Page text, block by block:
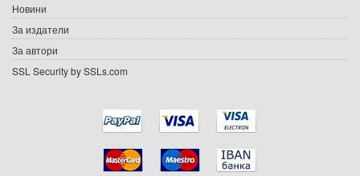
Подаръци
Ваучери
Новини
За издатели
За автори
SSL Security by SSLs.com